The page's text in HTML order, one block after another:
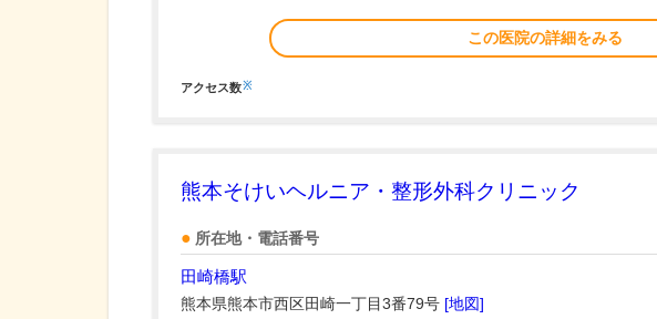
この医院の詳細をみる
アクセス数※
熊本そけいヘルニア・整形外科クリニック
所在地・電話番号
田崎橋駅
熊本県熊本市西区田崎一丁目3番79号 [地図]